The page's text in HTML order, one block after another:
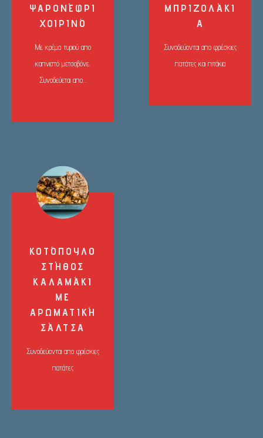
ΨΑΡΟΝΈΦΡΙ
ΧΟΙΡΙΝΌ
Με κρέμα τυριού απο
καπνιστό μετσοβόνε.
Συνοδεύεται απο…
ΜΠΡΙΖΟΛΆΚΙ
Α
Συνοδεύονται απο φρέσκιες
πατάτες και πιτάκια
ΚΟΤΌΠΟΥΛΟ
ΣΤΉΘΟΣ
ΚΑΛΑΜΆΚΙ
ΜΕ
ΑΡΩΜΑΤΙΚΉ
ΣΆΛΤΣΑ
Συνοδεύονται απο φρέσκιες
πατάτες